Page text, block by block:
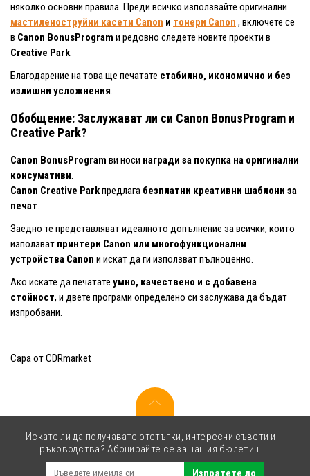
няколко основни правила. Преди всичко използвайте оригинални
мастиленоструйни касети Canon и тонери Canon , включете се
в Canon BonusProgram и редовно следете новите проекти в
Creative Park.
Благодарение на това ще печатате стабилно, икономично и без
излишни усложнения.
Обобщение: Заслужават ли си Canon BonusProgram и
Creative Park?
Canon BonusProgram ви носи награди за покупка на оригинални
консумативи.
Canon Creative Parkпредлага безплатни креативни шаблони за
печат.
Заедно те представляват идеалното допълнение за всички, които
използват принтери Canon или многофункционални
устройства Canon и искат да ги използват пълноценно.
Ако искате да печатате умно, качествено и с добавена
стойност, и двете програми определено си заслужава да бъдат
изпробвани.
Сара от CDRmarket
Искате ли да получавате отстъпки, интересни съвети и
ръководства? Абонирайте се за нашия бюлетин.
Изпратете до